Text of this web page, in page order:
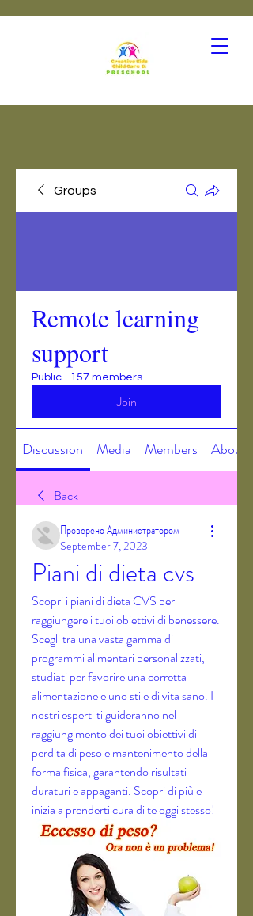
Groups
Remote learning
support
Public · 157 members
Join
Discussion Media Members About
Back
Проверено Администратором
September 7, 2023
Piani di dieta cvs
Scopri i piani di dieta CVS per
raggiungere i tuoi obiettivi di benessere.
Scegli tra una vasta gamma di
programmi alimentari personalizzati,
studiati per favorire una corretta
alimentazione e uno stile di vita sano. I
nostri esperti ti guideranno nel
raggiungimento dei tuoi obiettivi di
perdita di peso e mantenimento della
forma fisica, garantendo risultati
duraturi e appaganti. Scopri di più e
inizia a prenderti cura di te oggi stesso!